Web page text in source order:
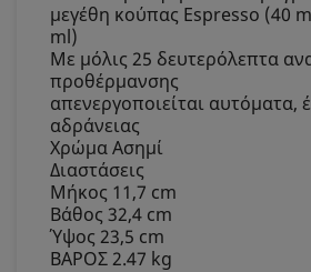
μεγέθη κούπας Espresso (40
ml)
Με μόλις 25 δευτερόλεπτα
προθέρμανσης
απενεργοποιείται αυτόματα,
αδράνειας
Χρώμα Ασημί
Διαστάσεις
Μήκος 11,7 cm
Βάθος 32,4 cm
Ύψος 23,5 cm
ΒΑΡΟΣ 2.47 kg